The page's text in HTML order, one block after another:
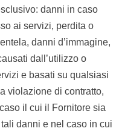
danni in caso
ai servizi, perdita o
danni d’immagine,
dall’utilizzo o
e basati su qualsiasi
violazione di contratto,
il cui il Fornitore sia
danni e nel caso in cui